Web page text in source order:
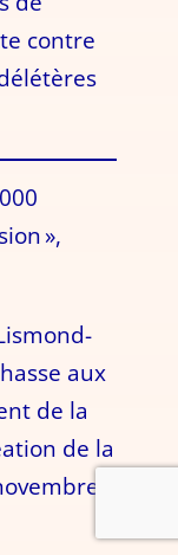
contre
»,
aux
de la
de la